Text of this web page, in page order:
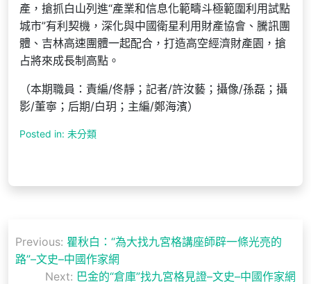
產，搶抓白山列進“產業和信息化範疇斗極範圍利用試點
城市”有利契機，深化與中國衛星利用財產協會、騰訊團
體、吉林高速團體一起配合，打造高空經濟財產園，搶
占將來成長制高點。
（本期職員：責編/佟靜；記者/許汝藝；攝像/孫磊；攝
影/董寧；后期/白玥；主編/鄭海濱）
Posted in: 未分類
章
Previous: 瞿秋白：“為大找九宮格講座師辟一條光亮的
路”–文史–中國作家網
Next: 巴金的“倉庫”找九宮格見證–文史–中國作家網